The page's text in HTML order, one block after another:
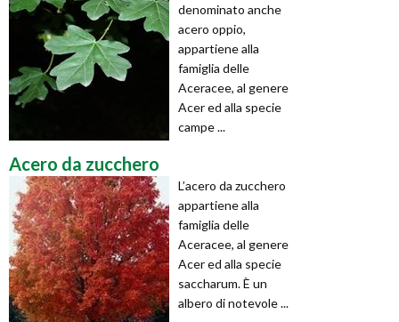
denominato anche
acero oppio,
appartiene alla
famiglia delle
Aceracee, al genere
Acer ed alla specie
campe ...
Acero da zucchero
L’acero da zucchero
appartiene alla
famiglia delle
Aceracee, al genere
Acer ed alla specie
saccharum. È un
albero di notevole ...